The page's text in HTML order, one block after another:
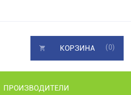
ПРОИЗВОДИТЕЛИ
КОРЗИНА (0)